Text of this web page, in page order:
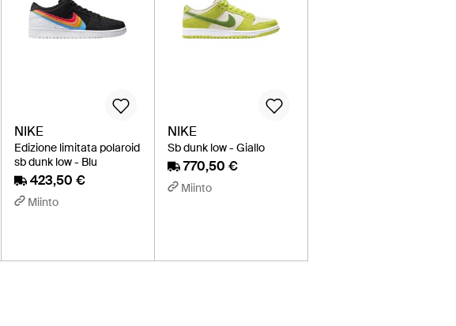
NIKE
Edizione limitata polaroid
sb dunk low - Blu
423,50 €
Miinto
NIKE
Sb dunk low - Giallo
770,50 €
Miinto